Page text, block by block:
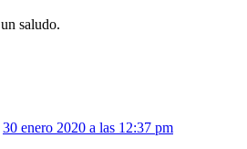
saludo.
30 enero 2020 a las 12:37 pm